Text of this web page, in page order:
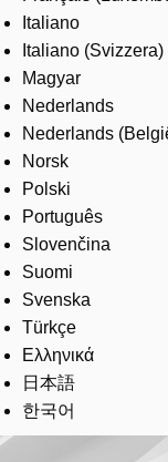
Italiano
Italiano (Svizzera)
Magyar
Nederlands
Nederlands
Norsk
Polski
Português
Slovenčina
Suomi
Svenska
Türkçe
Ελληνικά
日本語
한국어